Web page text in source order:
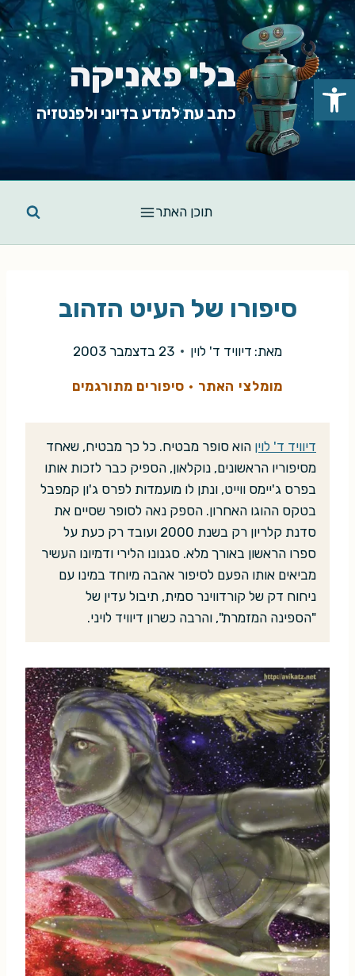
Skip
to
content
בלי פאניקה
כתב עת למדע בדיוני ולפנטזיה
תוכן האתר
סיפורו של העיט הזהוב
מאת: דיוויד ד' לוין 23 בדצמבר 2003
מומלצי האתר · סיפורים מתורגמים
דיוויד ד' לוין הוא סופר מבטיח. כל כך מבטיח, שאחד
מסיפוריו הראשונים, נוקלאון, הספיק כבר לזכות אותו
בפרס ג'יימס ווייט, ונתן לו מועמדות לפרס ג'ון קמפבל
בטקס ההוגו האחרון. הספק נאה לסופר שסיים את
סדנת קלריון רק בשנת 2000 ועובד רק כעת על
ספרו הראשון באורך מלא. סגנונו הלירי ודמיונו העשיר
מביאים אותו הפעם לסיפור אהבה מיוחד במינו עם
ניחוח דק של קורדווינר סמית, תיבול עדין של
"הספינה המזמרת", והרבה כשרון דיוויד לויני.
פתח סרגל נגישות